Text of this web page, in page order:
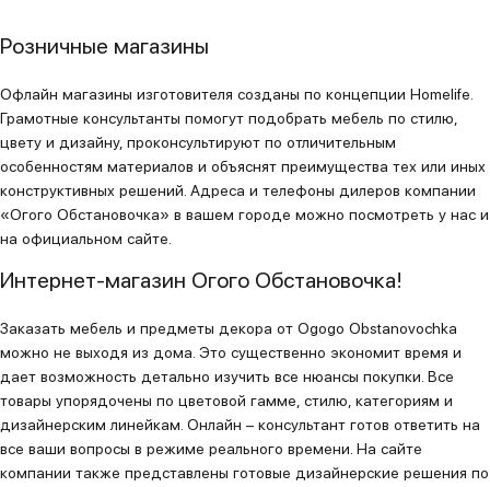
Розничные магазины
Офлайн магазины изготовителя созданы по концепции Homelife.
Грамотные консультанты помогут подобрать мебель по стилю,
цвету и дизайну, проконсультируют по отличительным
особенностям материалов и объяснят преимущества тех или иных
конструктивных решений. Адреса и телефоны дилеров компании
«Огого Обстановочка» в вашем городе можно посмотреть у нас и
на официальном сайте.
Интернет-магазин Огого Обстановочка!
Заказать мебель и предметы декора от Ogogo Obstanovochka
можно не выходя из дома. Это существенно экономит время и
дает возможность детально изучить все нюансы покупки. Все
товары упорядочены по цветовой гамме, стилю, категориям и
дизайнерским линейкам. Онлайн – консультант готов ответить на
все ваши вопросы в режиме реального времени. На сайте
компании также представлены готовые дизайнерские решения по